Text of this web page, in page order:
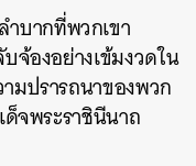
ำบากที่พวกเขา
จ้องอย่างเข้มงวดใน
มปรารถนาของพวก
จพระราชินีนาถ